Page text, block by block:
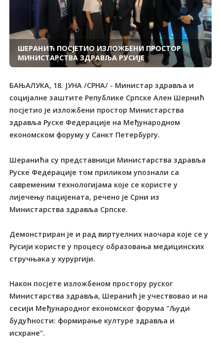
ШЕРАНИЋ ПОСЈЕТИО ИЗЛОЖБЕНИ ПРОСТОР
МИНИСТАРСТВА ЗДРАВЉА РУСИЈЕ
БАЊАЛУКА, 18. ЈУНА /СРНА/ - Министар здравља и
социјалне заштите Републике Српске Ален Шернић
посјетио је изложбени простор Министарства
здравља Руске Федерације на Међународном
економском форуму у Санкт Петербургу.
Шеранића су представници Министарства здравља
Руске Федерације том приликом упознали са
савременим технологијама које се користе у
лијечењу пацијената, речено је Срни из
Министарства здравља Српске.
Демонстриран је и рад виртуелних наочара које се у
Русији користе у процесу образовања медицинских
стручњака у хурургији.
Након посјете изложбеном простору руског
Министарства здравља, Шеранић је учествовао и на
сесији Међународног економског форума "Људи
будућности: формирање културе здравља и
исхране".